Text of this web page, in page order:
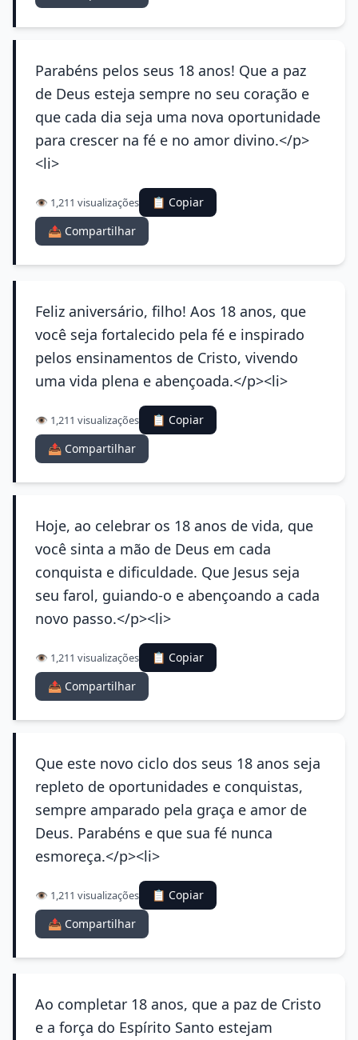
Parabéns pelos seus 18 anos! Que a paz
de Deus esteja sempre no seu coração e
que cada dia seja uma nova oportunidade
para crescer na fé e no amor divino.</p>
<li>
👁️ 1,211 visualizações
📋 Copiar
📤 Compartilhar
Feliz aniversário, filho! Aos 18 anos, que
você seja fortalecido pela fé e inspirado
pelos ensinamentos de Cristo, vivendo
uma vida plena e abençoada.</p><li>
👁️ 1,211 visualizações
📋 Copiar
📤 Compartilhar
Hoje, ao celebrar os 18 anos de vida, que
você sinta a mão de Deus em cada
conquista e dificuldade. Que Jesus seja
seu farol, guiando-o e abençoando a cada
novo passo.</p><li>
👁️ 1,211 visualizações
📋 Copiar
📤 Compartilhar
Que este novo ciclo dos seus 18 anos seja
repleto de oportunidades e conquistas,
sempre amparado pela graça e amor de
Deus. Parabéns e que sua fé nunca
esmoreça.</p><li>
👁️ 1,211 visualizações
📋 Copiar
📤 Compartilhar
Ao completar 18 anos, que a paz de Cristo
e a força do Espírito Santo estejam